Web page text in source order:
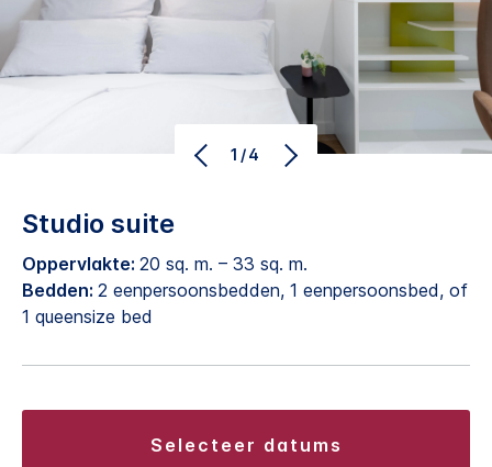
1/4
Studio suite
Oppervlakte: 20 sq. m. – 33 sq. m.
Bedden: 2 eenpersoonsbedden, 1 eenpersoonsbed, of
1 queensize bed
selecteer datums